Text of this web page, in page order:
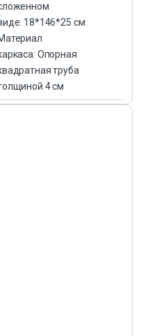
18*146*25 см
Опорная
труба
4 см